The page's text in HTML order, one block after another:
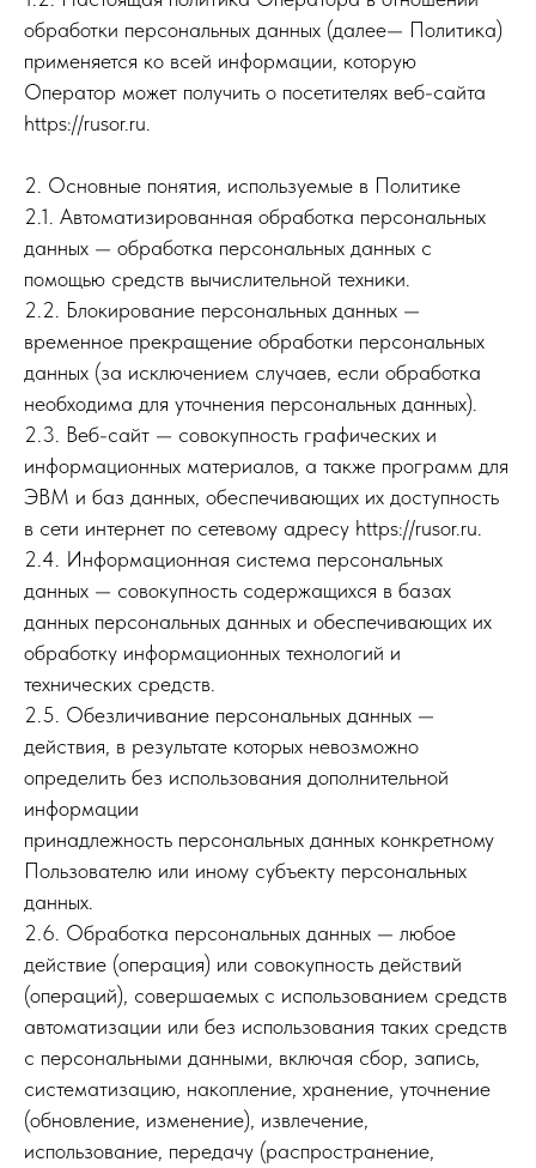
обработки персональных данных (далее— Политика)
применяется ко всей информации, которую
Оператор может получить о посетителях веб-сайта
https://rusor.ru.
2. Основные понятия, используемые в Политике
2.1. Автоматизированная обработка персональных
данных — обработка персональных данных с
помощью средств вычислительной техники.
2.2. Блокирование персональных данных —
временное прекращение обработки персональных
данных (за исключением случаев, если обработка
необходима для уточнения персональных данных).
2.3. Веб-сайт — совокупность графических и
информационных материалов, а также программ для
ЭВМ и баз данных, обеспечивающих их доступность
в сети интернет по сетевому адресу https://rusor.ru.
2.4. Информационная система персональных
данных — совокупность содержащихся в базах
данных персональных данных и обеспечивающих их
обработку информационных технологий и
технических средств.
2.5. Обезличивание персональных данных —
действия, в результате которых невозможно
определить без использования дополнительной
информации
принадлежность персональных данных конкретному
Пользователю или иному субъекту персональных
данных.
2.6. Обработка персональных данных — любое
действие (операция) или совокупность действий
(операций), совершаемых с использованием средств
автоматизации или без использования таких средств
с персональными данными, включая сбор, запись,
систематизацию, накопление, хранение, уточнение
(обновление, изменение), извлечение,
использование, передачу (распространение,